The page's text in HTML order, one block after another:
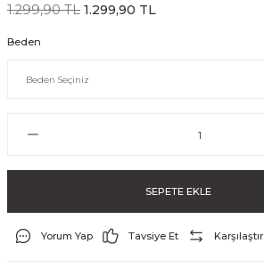
1.299,90 TL 1.299,90 TL
Beden
SEPETE EKLE
Yorum Yap Tavsiye Et Karşılaştır